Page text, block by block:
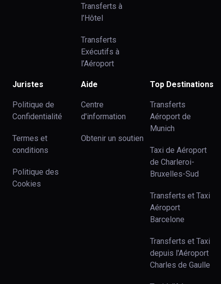
Transferts à
l’Hôtel
Transferts
Exécutifs à
l’Aéroport
Juristes
Politique de
Confidentialité
Termes et
conditions
Politique des
Cookies
Aide
Centre
d'information
Obtenir un soutien
Top Destinations
Transferts
Aéroport de
Munich
Taxi de Aéroport
de Charleroi-
Bruxelles-Sud
Transferts et Taxi
Aéroport
Barcelone
Transferts et Taxi
depuis l'Aéroport
Charles de Gaulle